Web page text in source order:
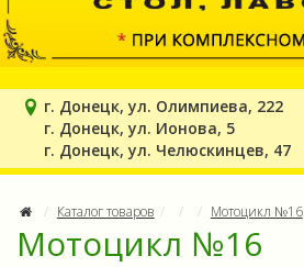
г. Донецк, ул. Олимпиева, 222
г. Донецк, ул. Ионова, 5
г. Донецк, ул. Челюскинцев, 47
Каталог товаров Мотоцикл №16
Мотоцикл №16